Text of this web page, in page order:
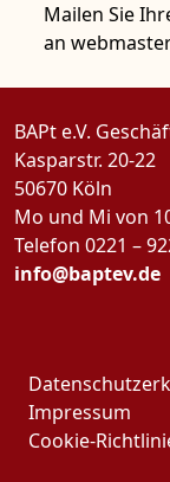
Mailen Sie
an
BAPt e.V.
Kasparstr. 20-22
50670 Köln
Mo und Mi von
Telefon 0221 –
info@baptev.de
Impressum
Cookie-